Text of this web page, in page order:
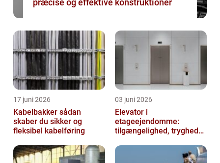
præcise og effektive konstruktioner
17 juni 2026
Kabelbakker sådan
skaber du sikker og
fleksibel kabelføring
03 juni 2026
Elevator i
etageejendomme:
tilgængelighed, tryghed